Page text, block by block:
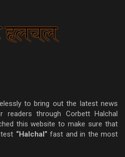
to bring out the latest news
readers through Corbett Halchal
this website to make sure that
“Halchal” fast and in the most